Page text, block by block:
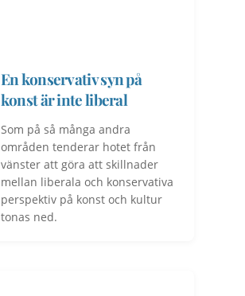
En konservativ syn på
konst är inte liberal
Som på så många andra
områden tenderar hotet från
vänster att göra att skillnader
mellan liberala och konservativa
perspektiv på konst och kultur
tonas ned.